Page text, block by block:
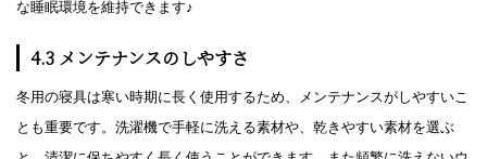
な睡眠環境を維持できます♪
4.3 メンテナンスのしやすさ
冬用の寝具は寒い時期に長く使用するため、メンテナンスがしやすいこ
とも重要です。洗濯機で手軽に洗える素材や、乾きやすい素材を選ぶ